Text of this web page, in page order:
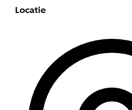
Locatie